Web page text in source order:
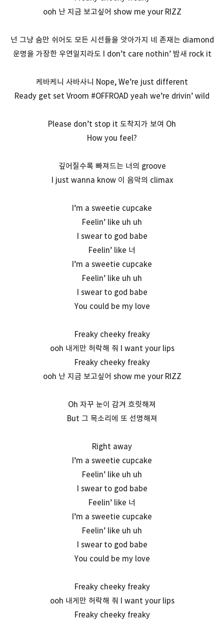
ooh 난 지금 보고싶어 show me your RIZZ
넌 그냥 숨만 쉬어도 모든 시선들을 앗아가지 네 존재는 diamond
운명을 가장한 우연일지라도 I don’t care nothin’ 밤새 rock it
케바케니 사바사니 Nope, We’re just different
Ready get set Vroom #OFFROAD yeah we’re drivin’ wild
Please don’t stop it 도착지가 보여 Oh
How you feel?
깊어질수록 빠져드는 너의 groove
I just wanna know 이 음악의 climax
I’m a sweetie cupcake
Feelin’ like uh uh
I swear to god babe
Feelin’ like 너
I’m a sweetie cupcake
Feelin’ like uh uh
I swear to god babe
You could be my love
Freaky cheeky freaky
ooh 내게만 허락해 줘 I want your lips
Freaky cheeky freaky
ooh 난 지금 보고싶어 show me your RIZZ
Oh 자꾸 눈이 감겨 흐릿해져
But 그 목소리에 또 선명해져
Right away
I’m a sweetie cupcake
Feelin’ like uh uh
I swear to god babe
Feelin’ like 너
I’m a sweetie cupcake
Feelin’ like uh uh
I swear to god babe
You could be my love
Freaky cheeky freaky
ooh 내게만 허락해 줘 I want your lips
Freaky cheeky freaky